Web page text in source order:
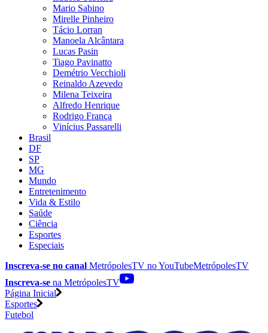
Mario Sabino
Mirelle Pinheiro
Tácio Lorran
Manoela Alcântara
Lucas Pasin
Tiago Pavinatto
Demétrio Vecchioli
Reinaldo Azevedo
Milena Teixeira
Alfredo Henrique
Rodrigo França
Vinícius Passarelli
Brasil
DF
SP
MG
Mundo
Entretenimento
Vida & Estilo
Saúde
Ciência
Esportes
Especiais
Inscreva-se no canal MetrópolesTV noYouTubeMetrópolesTV
Inscreva-se na MetrópolesTV
Página Inicial
Esportes
Futebol